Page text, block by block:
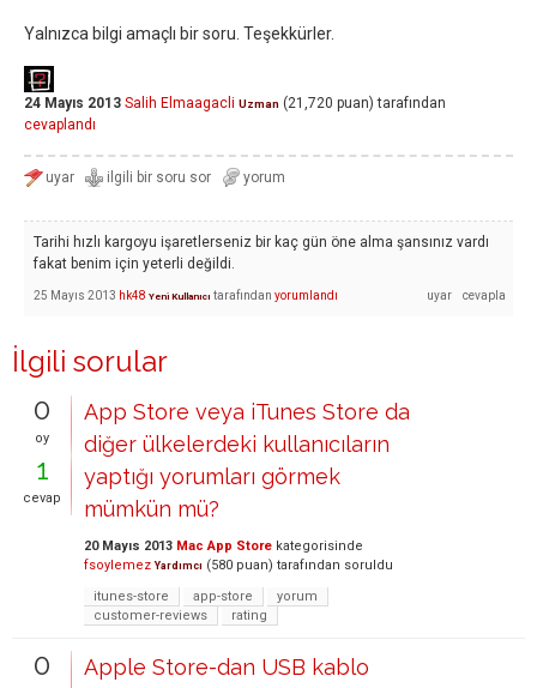
Yalnızca bilgi amaçlı bir soru. Teşekkürler.
24 Mayıs 2013 Salih Elmaagacli Uzman (21,720 puan) tarafından
cevaplandı
Tarihi hızlı kargoyu işaretlerseniz bir kaç gün öne alma şansınız vardı
fakat benim için yeterli değildi.
25 Mayıs 2013 hk48 Yeni Kullanıcı tarafından yorumlandı
İlgili sorular
0
oy
1
cevap
App Store veya iTunes Store da
diğer ülkelerdeki kullanıcıların
yaptığı yorumları görmek
mümkün mü?
20 Mayıs 2013 Mac App Store kategorisinde
fsoylemez Yardımcı (580 puan) tarafından soruldu
itunes-store
app-store
yorum
customer-reviews
rating
0
Apple Store-dan USB kablo